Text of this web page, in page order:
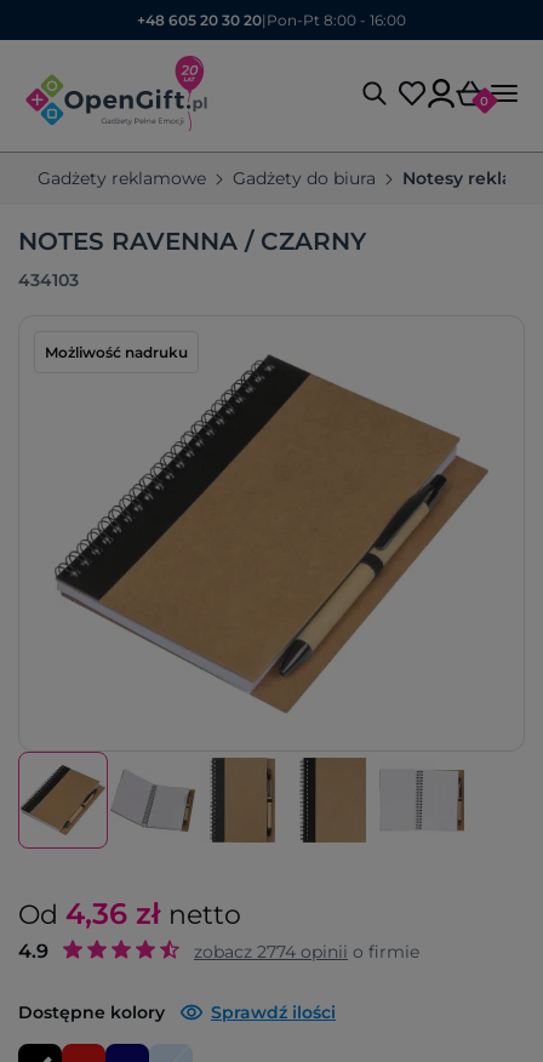
+48 605 20 30 20| Pon-Pt 8:00 - 16:00
0
Gadżety reklamowe Gadżety do biura Notesy
NOTES RAVENNA / CZARNY
434103
Możliwość nadruku
Od 4,36 zł netto
4.9 zobacz 2774 opinii o firmie
Dostępne kolory Sprawdź ilości